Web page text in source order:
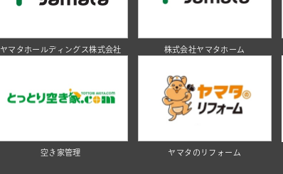
ヤマタホールディングス株式会社 株式会社ヤマタホーム
空き家管理 ヤマタのリフォーム